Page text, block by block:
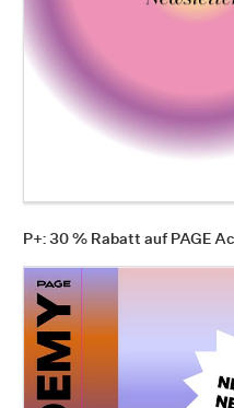
P+: 30 % Rabatt auf PAGE